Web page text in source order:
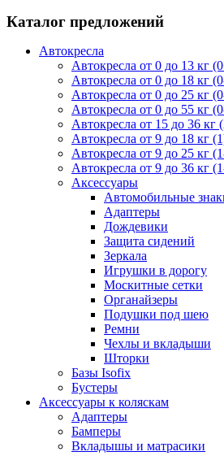
Каталог предложений
Автокресла
Автокресла от 0 до 13 кг
Автокресла от 0 до 18 кг
Автокресла от 0 до 25 кг
Автокресла от 0 до 55 кг
Автокресла от 15 до 36 кг
Автокресла от 9 до 18 кг
Автокресла от 9 до 25 кг
Автокресла от 9 до 36 кг
Аксессуары
Автомобильные
Адаптеры
Дождевики
Защита сидений
Зеркала
Игрушки в дорогу
Москитные сетки
Органайзеры
Подушки под шею
Ремни
Чехлы и вкладыши
Шторки
Базы Isofix
Бустеры
Аксессуары к коляскам
Адаптеры
Бамперы
Вкладышы и матрасики